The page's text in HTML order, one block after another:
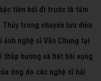
tiền bối đi trước là tấm
trong chuyến lưu diễn
nghệ sĩ Văn Chung tại
thắp hương và hát bài vọng
ông do các nghệ sĩ hải